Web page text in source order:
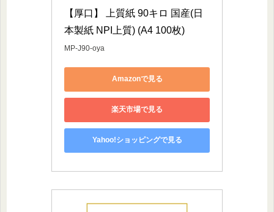
【厚口】 上質紙 90キロ 国産(日
本製紙 NPI上質) (A4 100枚)
MP-J90-oya
Amazonで見る
楽天市場で見る
Yahoo!ショッピングで見る